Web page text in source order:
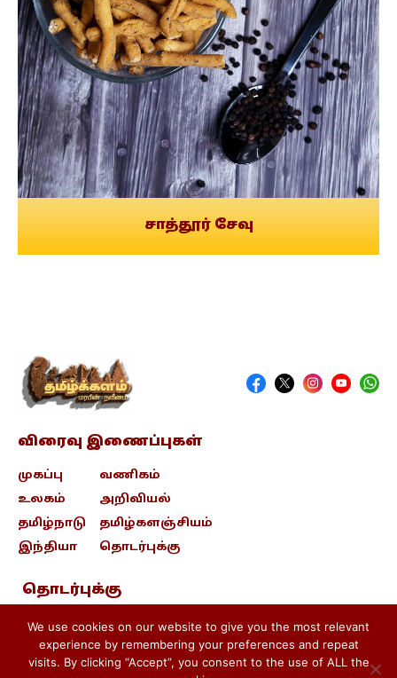
சாத்தூர் சேவு
விரைவு இணைப்புகள்
முகப்பு
உலகம்
தமிழ்நாடு
இந்தியா
வணிகம்
அறிவியல்
தமிழ்களஞ்சியம்
தொடர்புக்கு
தொடர்புக்கு
contact@tamizhkalam.com
Privacy Policy . Cookie Policy .
We use cookies on our website to give you the most relevant
experience by remembering your preferences and repeat
visits. By clicking “Accept”, you consent to the use of ALL the